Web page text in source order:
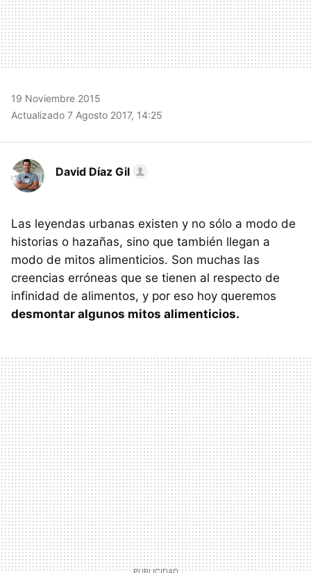
19 Noviembre 2015
Actualizado 7 Agosto 2017, 14:25
David Díaz Gil
Las leyendas urbanas existen y no sólo a modo de
historias o hazañas, sino que también llegan a
modo de mitos alimenticios. Son muchas las
creencias erróneas que se tienen al respecto de
infinidad de alimentos, y por eso hoy queremos
desmontar algunos mitos alimenticios.